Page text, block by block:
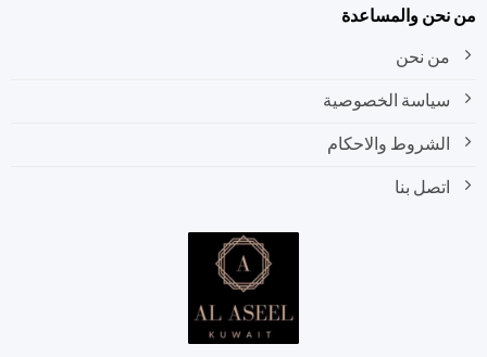
والمساعدة
من نحن
سياسة الخصوصية
الشروط والاحكام
اتصل بنا